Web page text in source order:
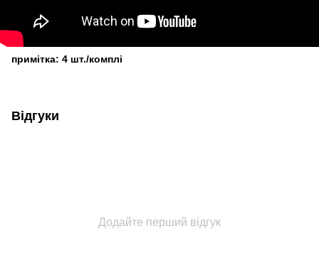
примітка: 4 шт./комплі
Відгуки
Додайте перший відгук